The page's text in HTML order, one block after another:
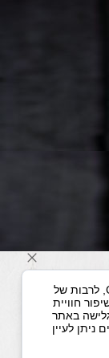
לידיעתך, באתרנו נעשה שימוש בקבצי Cookies, לרבות של
חוויית
באתר
לעיין